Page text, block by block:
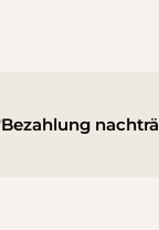
Bezahlung